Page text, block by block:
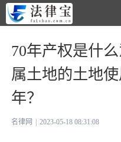
70年产权是什
属土地的土地
年？
名律网 2023-05-18 08:31:08